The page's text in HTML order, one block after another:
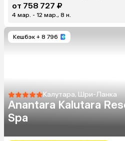
от 758 727 ₽
4 мар. - 12 мар., 8 н.
Кешбэк + 8 796
Калутара, Шри-Ланка
Anantara Kalutara
Spa